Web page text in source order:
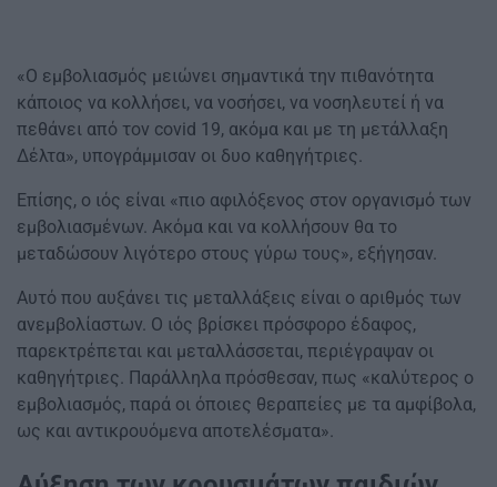
«Ο εμβολιασμός μειώνει σημαντικά την πιθανότητα
κάποιος να κολλήσει, να νοσήσει, να νοσηλευτεί ή να
πεθάνει από τον covid 19, ακόμα και με τη μετάλλαξη
Δέλτα», υπογράμμισαν οι δυο καθηγήτριες.
Επίσης, ο ιός είναι «πιο αφιλόξενος στον οργανισμό των
εμβολιασμένων. Ακόμα και να κολλήσουν θα το
μεταδώσουν λιγότερο στους γύρω τους», εξήγησαν.
Αυτό που αυξάνει τις μεταλλάξεις είναι ο αριθμός των
ανεμβολίαστων. Ο ιός βρίσκει πρόσφορο έδαφος,
παρεκτρέπεται και μεταλλάσσεται, περιέγραψαν οι
καθηγήτριες. Παράλληλα πρόσθεσαν, πως «καλύτερος ο
εμβολιασμός, παρά οι όποιες θεραπείες με τα αμφίβολα,
ως και αντικρουόμενα αποτελέσματα».